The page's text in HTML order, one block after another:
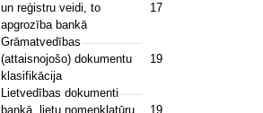
un reģistru veidi, to
apgrozība bankā
17
Grāmatvedības
(attaisnojošo) dokumentu
klasifikācija
19
Lietvedības dokumenti
bankā, lietu nomenklatūru
19